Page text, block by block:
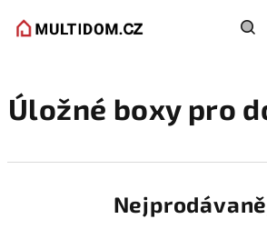
Úložné boxy pro